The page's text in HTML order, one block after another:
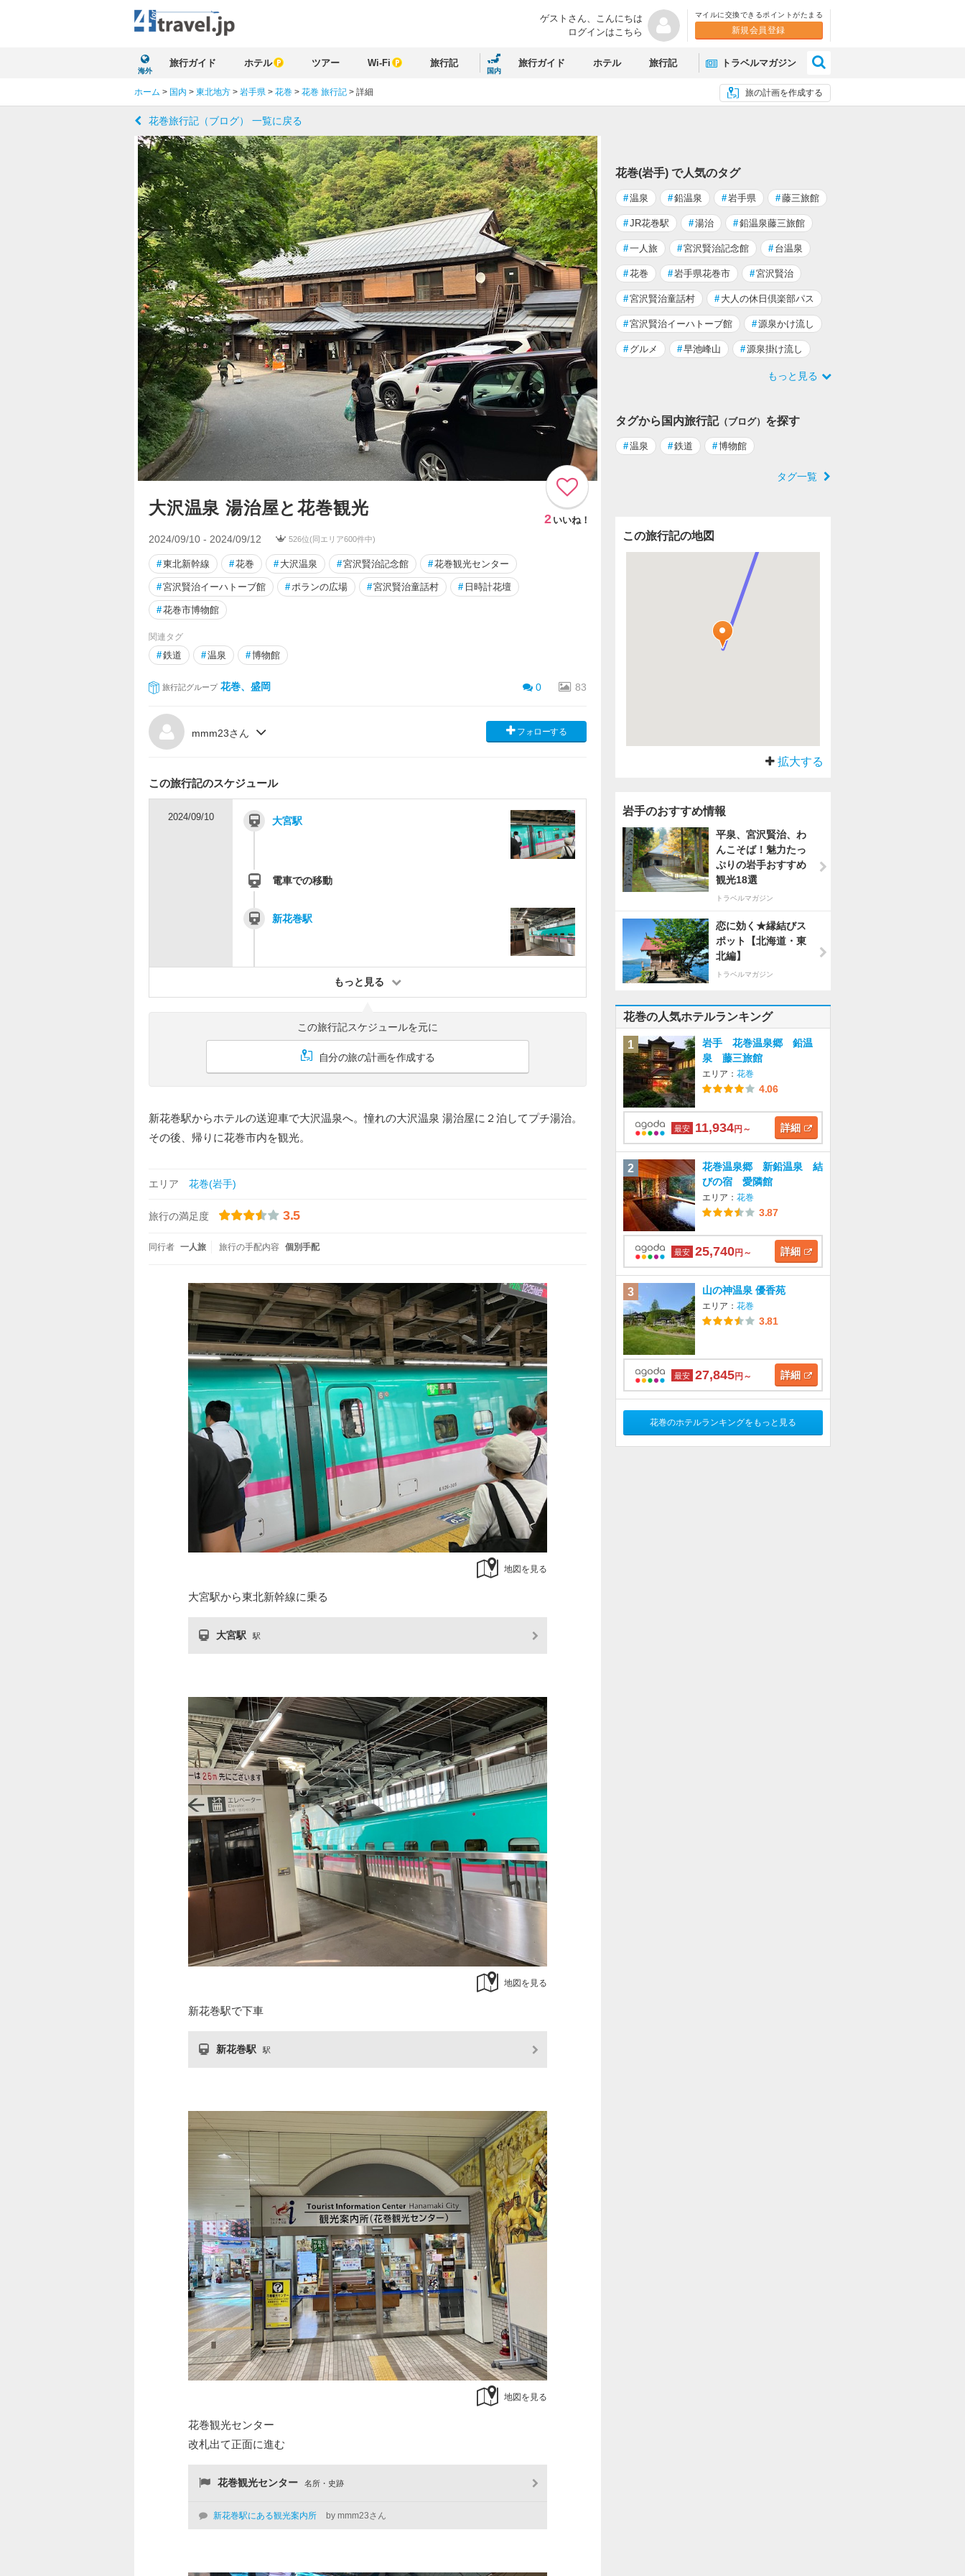
ゲストさん、 こんにちは
ログインはこちら
マイルに交換できるポイントがたまる
新規会員登録
海外
旅行ガイド ホテル ツアー Wi-Fi 旅行記
国内
旅行ガイド ホテル 旅行記 トラベルマガジン
旅の計画を作成する
ホーム > 国内 > 東北地方 > 岩手県 > 花巻 > 花巻 旅行記 > 詳細
花巻旅行記（ブログ） 一覧に戻る
大沢温泉 湯治屋と花巻観光
2 いいね！
2024/09/10 - 2024/09/12 526位(同エリア600件中)
#東北新幹線 #花巻 # 大沢温泉 #宮沢賢治記念館 #花巻観光センター
#宮沢賢治イーハトーブ館 #ポランの広場 #宮沢賢治童話村 # 日時計花壇
#花巻市博物館
関連タグ
#鉄道 #温泉 #博物館
旅行記グループ 花巻、盛岡 0 83
mmm23さん フォローする
この旅行記のスケジュール
2024/09/10 大宮駅
電車での移動
新花巻駅
もっと見る
この旅行記スケジュールを元に
自分の旅の計画を作成する
新花巻駅からホテルの送迎車で大沢温泉へ。憧れの大沢温泉 湯治屋に２泊してプチ湯治。
その後、帰りに花巻市内を観光。
エリア 花巻(岩手)
旅行の満足度 3.5
同行者 一人旅 旅行の手配内容 個別手配
地図を見る
大宮駅から東北新幹線に乗る
大宮駅 駅
地図を見る
新花巻駅で下車
新花巻駅 駅
地図を見る
花巻観光センター
改札出て正面に進む
花巻観光センター 名所・史跡
新花巻駅にある観光案内所 by mmm23さん
花巻(岩手) で人気のタグ
#温泉 #鉛温泉 #岩手県 #藤三旅館
#JR花巻駅 #湯治 #鉛温泉藤三旅館
#一人旅 #宮沢賢治記念館 # 台温泉
#花巻 #岩手県花巻市 #宮沢賢治
#宮沢賢治童話村 # 大人の休日倶楽部パス
#宮沢賢治イーハトーブ館 #源泉かけ流し
# グルメ #早池峰山 #源泉掛け流し
もっと見る
タグから国内旅行記（ブログ） を探す
#温泉 #鉄道 #博物館
タグ一覧
この旅行記の地図
拡大する
岩手のおすすめ情報
平泉、宮沢賢治、わ
んこそば！魅力たっ
ぷりの岩手おすすめ
観光18選
トラベルマガジン
恋に効く★縁結びス
ポット【北海道・東
北編】
トラベルマガジン
花巻の人気ホテルランキング
1
岩手 花巻温泉郷 鉛温
泉 藤三旅館
エリア： 花巻
4.06
最安 11,934円～ 詳細
2
花巻温泉郷 新鉛温泉 結
びの宿 愛隣館
エリア： 花巻
3.87
最安 25,740円～ 詳細
3 山の神温泉 優香苑
エリア： 花巻
3.81
最安 27,845円～ 詳細
花巻のホテルランキングをもっと見る